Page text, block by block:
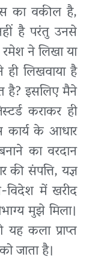
का वकील है,
है परंतु उनसे
ने लिखा या
लिखवाया है
है? इसलिए मैने
कराकर ही
कार्य के आधार
का वरदान
संपत्ति, यज्ञ
में खरीद
मुझे मिला।
यह कला प्राप्त
जाता है।